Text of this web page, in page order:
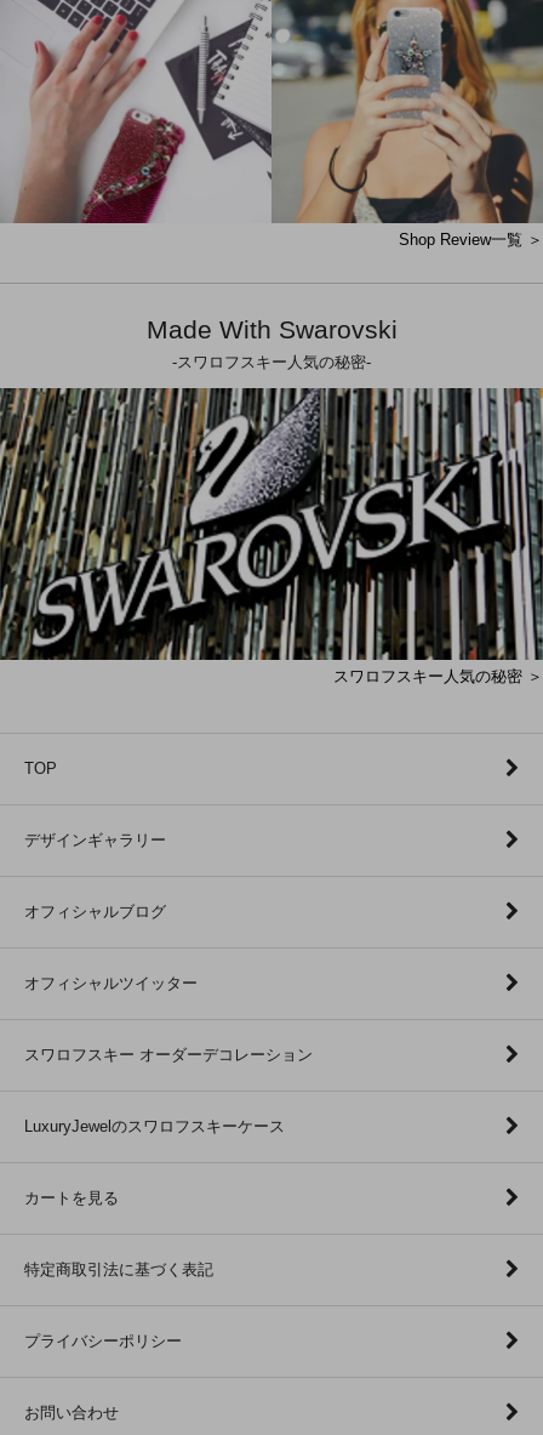
Shop Review一覧 ＞
Made With Swarovski
-スワロフスキー人気の秘密-
スワロフスキー人気の秘密 ＞
TOP
デザインギャラリー
オフィシャルブログ
オフィシャルツイッター
スワロフスキー オーダーデコレーション
LuxuryJewelのスワロフスキーケース
カートを見る
特定商取引法に基づく表記
プライバシーポリシー
お問い合わせ